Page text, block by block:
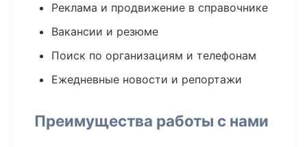
Реклама и продвижение в справочнике
Вакансии и резюме
Поиск по организациям и телефонам
Ежедневные новости и репортажи
Преимущества работы с нами